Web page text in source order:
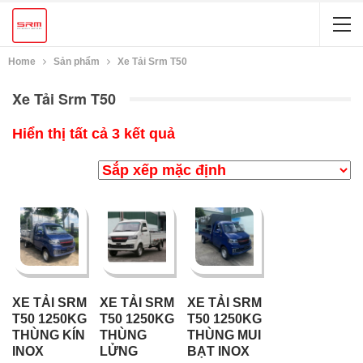
Home Sản phẩm Xe Tải Srm T50
Xe Tải Srm T50
Hiển thị tất cả 3 kết quả
XE TẢI SRM
T50 1250KG
THÙNG KÍN
INOX
XE TẢI SRM
T50 1250KG
THÙNG
LỬNG
XE TẢI SRM
T50 1250KG
THÙNG MUI
BẠT INOX